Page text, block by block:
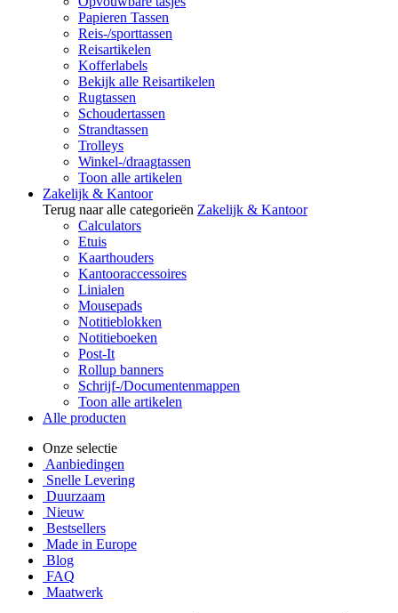
Papieren Tassen
Reis-/sporttassen
Reisartikelen
Kofferlabels
Bekijk alle Reisartikelen
Rugtassen
Schoudertassen
Strandtassen
Trolleys
Winkel-/draagtassen
Toon alle artikelen
Zakelijk & Kantoor
Terug naar alle categorieën Zakelijk & Kantoor
Calculators
Etuis
Kaarthouders
Kantooraccessoires
Linialen
Mousepads
Notitieblokken
Notitieboeken
Post-It
Rollup banners
Schrijf-/Documentenmappen
Toon alle artikelen
Alle producten
Onze selectie
Aanbiedingen
Snelle Levering
Duurzaam
Nieuw
Bestsellers
Made in Europe
Blog
FAQ
Maatwerk